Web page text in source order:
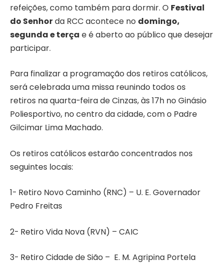
refeições, como também para dormir. O Festival
do Senhorda RCC acontece no domingo,
segunda e terça e é aberto ao público que desejar
participar.
Para finalizar a programação dos retiros católicos,
será celebrada uma missa reunindo todos os
retiros na quarta-feira de Cinzas, às 17h no Ginásio
Poliesportivo, no centro da cidade, com o Padre
Gilcimar Lima Machado.
Os retiros católicos estarão concentrados nos
seguintes locais:
1- Retiro Novo Caminho (RNC) – U. E. Governador
Pedro Freitas
2- Retiro Vida Nova (RVN) – CAIC
3- Retiro Cidade de Sião – E. M. Agripina Portela